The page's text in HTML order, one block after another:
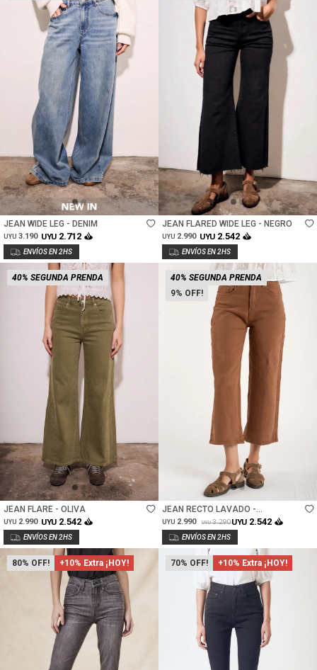
Talle
JEAN WIDE LEG - DENIM
UYU 3.190 UYU 2.712
Talle
JEAN FLARED WIDE LEG - NEGRO
UYU 2.990 UYU 2.542
40% SEGUNDA PRENDA
Talle
JEAN FLARE - OLIVA
UYU 2.990 UYU 2.542
9
40% SEGUNDA PRENDA
JEAN RECTO LAVADO -
CHOCOLATE
UYU 2.990 UYU 3.290UYU 2.542
80 +10% Extra ¡HOY! 70 +10% Extra ¡HOY!